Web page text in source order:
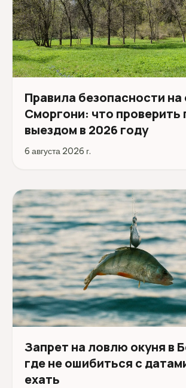
Правила безопасности на
Сморгони: что проверить
выездом в 2026 году
6 августа 2026 г.
Запрет на ловлю окуня в
где не ошибиться с
ехать